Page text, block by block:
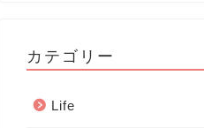
カテゴリー
Life